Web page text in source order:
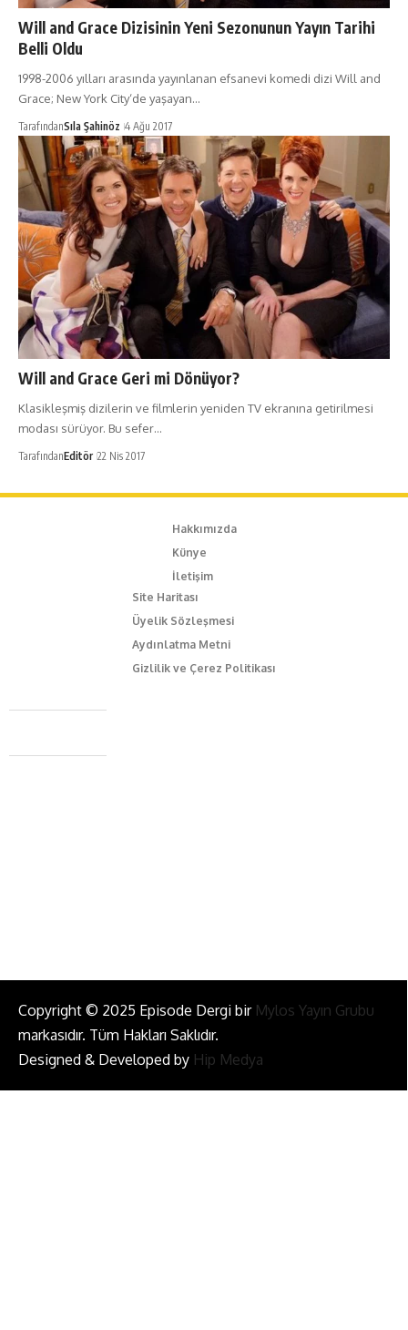
Will and Grace Dizisinin Yeni Sezonunun Yayın Tarihi
Belli Oldu
1998-2006 yılları arasında yayınlanan efsanevi komedi dizi Will and
Grace; New York City‘de yaşayan…
TarafındanSıla Şahinöz 4 Ağu 2017
Will and Grace Geri mi Dönüyor?
Klasikleşmiş dizilerin ve filmlerin yeniden TV ekranına getirilmesi
modası sürüyor. Bu sefer…
TarafındanEditör 22 Nis 2017
Hakkımızda
Künye
İletişim
Site Haritası
Üyelik Sözleşmesi
Aydınlatma Metni
Gizlilik ve Çerez Politikası
Caferağa Mah. Dr. Şakir Paşa Sok. No3/A Kadıköy İstanbul
+90 543 345 46 00
Copyright © 2025 Episode Dergi bir Mylos Yayın Grubu
markasıdır. Tüm Hakları Saklıdır.
Designed & Developed by Hip Medya